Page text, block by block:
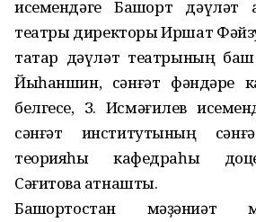
исемендәге Башҡорт
театры директоры Иршат
татар дәүләт театрының
Йыһаншин, сәнғәт фәндәре
белгесе, З. Исмәғилев
сәнғәт институтының
теорияһы кафедраһы
Сәғитова ҡатнашты.
Башҡортостан мәҙәниәт